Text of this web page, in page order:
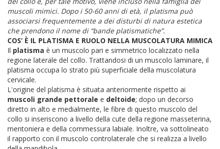
muscoli mimici. Dopo i 50-60 anni di età, il platisma può
associarsi frequentemente a dei disturbi di natura estetica
che prendono il nome di “bande platismatiche”.
COS’ È IL PLATISMA E RUOLO NELLA MUSCOLATURA MIMICA
Il platisma è un muscolo pari e simmetrico localizzato nella
regione laterale del collo. Trattandosi di un muscolo laminare, il
platisma occupa lo strato più superficiale della muscolatura
cervicale.
L'origine del platisma è situata anteriormente rispetto ai
muscoli grande pettorale e deltoide; dopo un decorso
diretto in alto e medialmente, le fibre di questo muscolo del
collo si inseriscono a livello della cute della regione masseterina,
mentoniera e della commessura labiale. Inoltre, va sottolineato
il rapporto con il muscolo controlaterale che si realizza a livello